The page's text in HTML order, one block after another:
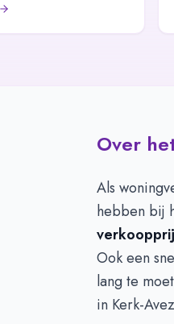
Over
Als
hebben bij
Ook een
lang te
in Kerk-